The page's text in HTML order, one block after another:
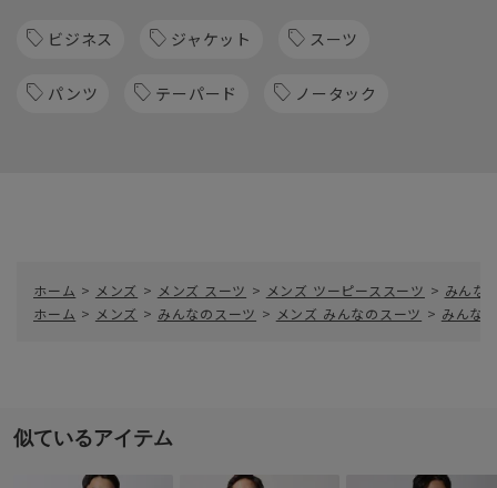
ビジネス ジャケット スーツ
パンツ テーパード ノータック
ホーム > メンズ > メンズ スーツ > メンズ ツーピーススーツ > みんな
ホーム > メンズ > みんなのスーツ > メンズ みんなのスーツ > みんな